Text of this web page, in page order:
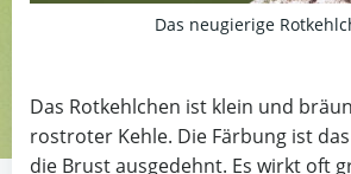
Das neugierige
Das Rotkehlchen ist klein und
rostroter Kehle. Die Färbung ist
die Brust ausgedehnt. Es wirkt oft